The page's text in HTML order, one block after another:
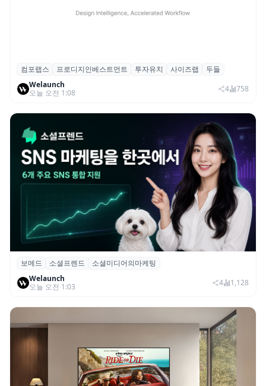
컴포랩스, 프로디지인베스트먼트로부터 시
드 투자 유치
컴포랩스 프로디지인베스트먼트 투자유치 사이즈랩
두들
Welaunch
오늘 오전 1:08
4 758
보메드 ‘소셜프렌드’, 유튜브·인스타 등 6개
SNS 마케팅 통합 지원
보메드 소셜프렌드
소셜미디어의마케팅
Welaunch
오늘 오전 1:03
4 1,128